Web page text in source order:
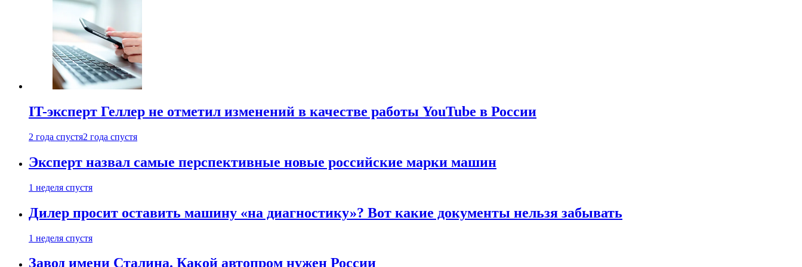
IT-эксперт Геллер не отметил изменений в качестве работы YouTube в России
2 года спустя2 года спустя
Эксперт назвал самые перспективные новые российские марки машин
1 неделя спустя
Дилер просит оставить машину «на диагностику»? Вот какие документы нельзя забывать
1 неделя спустя
Завод имени Сталина. Какой автопром нужен России